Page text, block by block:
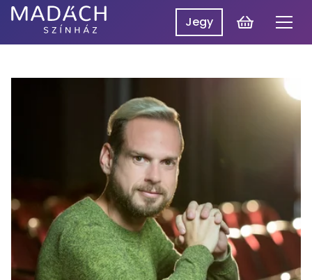
Madách
Műsor
Hírek
Előadások
Rólunk
Jegy
Kosár
Belépés
EN